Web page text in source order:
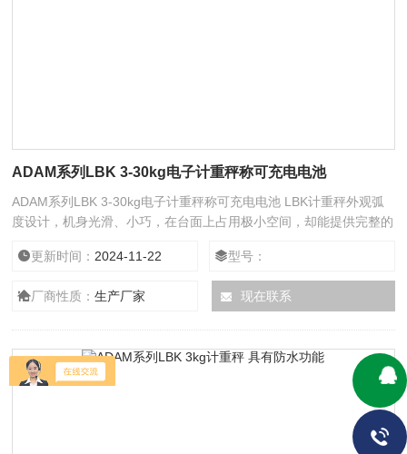
ADAM系列LBK 3-30kg电子计重秤称可充电电池
ADAM系列LBK 3-30kg电子计重秤称可充电电池 LBK计重秤外观弧
度设计，机身光滑、小巧，在台面上占用极小空间，却能提供完整的
不同的应用场所。
更新时间： 2024-11-22 型号：
厂商性质：生产厂家 现在联系